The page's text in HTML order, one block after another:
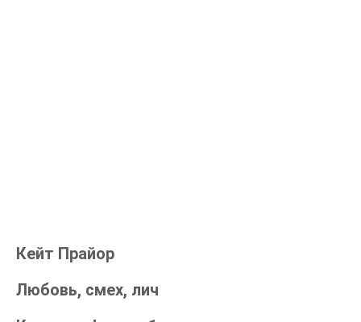
Кейт Прайор
Любовь, смех, лич